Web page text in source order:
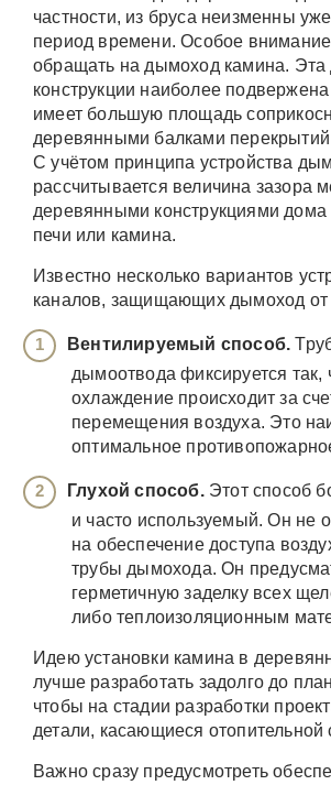
частности, из бруса неизменны
период времени. Особое
обращать на дымоход камина. Эта
конструкции наиболее
имеет большую площадь
деревянными балками
С учётом принципа устройства
рассчитывается величина зазора
деревянными конструкциями дома
печи или камина.
Известно несколько вариантов
каналов, защищающих дымоход от
Вентилируемый способ.
дымоотвода фиксируется так,
охлаждение происходит за
перемещения воздуха. Это
оптимальное
Глухой способ.Этот способ
и часто используемый. Он не
на обеспечение доступа
трубы дымохода. Он
герметичную заделку всех
либо теплоизоляционным
Идею установки камина в
лучше разработать задолго до
чтобы на стадии разработки
детали, касающиеся отопительной
Важно сразу предусмотреть